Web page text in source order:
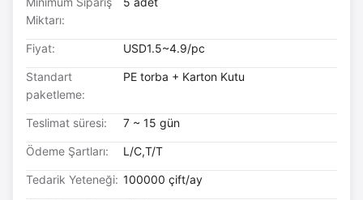
Miktarı:
Fiyat: USD1.5~4.9/pc
Standart
paketleme:
PE torba + Karton Kutu
Teslimat süresi: 7 ~ 15 gün
Ödeme Şartları: L/C,T/T
Tedarik Yeteneği: 100000 çift/ay